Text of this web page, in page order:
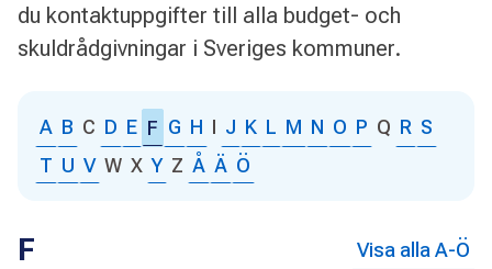
du kontaktuppgifter till alla budget- och
skuldrådgivningar i Sveriges kommuner.
A B C D E F G H I J K L M N O P Q R S
T U V W X Y Z Å Ä Ö
F Visa alla A-Ö